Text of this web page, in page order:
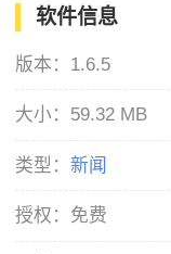
软件信息
版本： 1.6.5
大小： 59.32 MB
类型：新闻
授权： 免费